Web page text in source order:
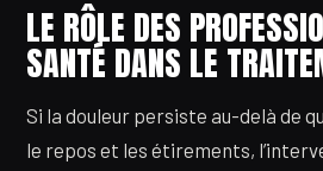
LE RÔLE DES
SANTÉ DANS LE
Si la douleur persiste au-delà de
le repos et les étirements,